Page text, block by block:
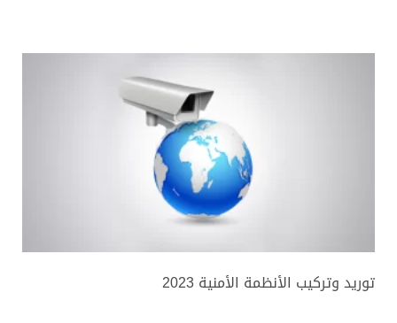
توريد وتركيب الأنظمة الأمنية 2023